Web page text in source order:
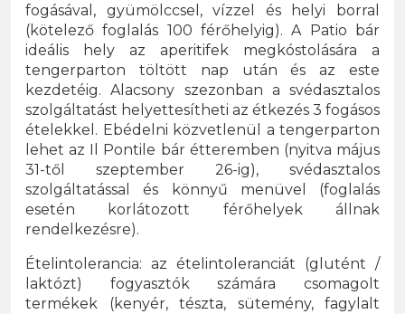
fogásával, gyümölccsel, vízzel és helyi borral
(kötelező foglalás 100 férőhelyig). A Patio bár
ideális hely az aperitifek megkóstolására a
tengerparton töltött nap után és az este
kezdetéig. Alacsony szezonban a svédasztalos
szolgáltatást helyettesítheti az étkezés 3 fogásos
ételekkel. Ebédelni közvetlenül a tengerparton
lehet az Il Pontile bár étteremben (nyitva május
31-től szeptember 26-ig), svédasztalos
szolgáltatással és könnyű menüvel (foglalás
esetén korlátozott férőhelyek állnak
rendelkezésre).
Ételintolerancia: az ételintoleranciát (glutént /
laktózt) fogyasztók számára csomagolt
termékek (kenyér, tészta, sütemény, fagylalt